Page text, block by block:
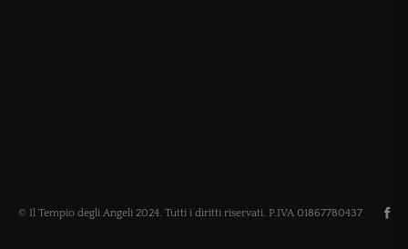
© Il Tempio degli Angeli 2024. Tutti i diritti riservati. P.IVA 01867780437